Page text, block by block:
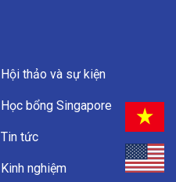
Hội thảo và sự kiện
Học bổng Singapore
Tin tức
Kinh nghiệm